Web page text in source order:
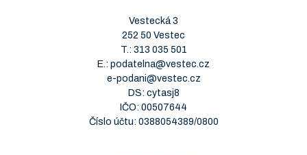
Vestecká 3
252 50 Vestec
T.: 313 035 501
E.: podatelna@vestec.cz
e-podani@vestec.cz
DS: cytasj8
IČO: 00507644
Číslo účtu: 0388054389/0800